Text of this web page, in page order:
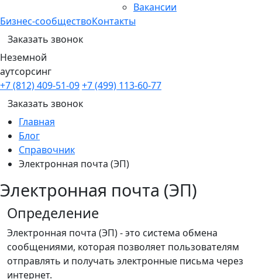
Вакансии
Бизнес-сообществоКонтакты
Заказать звонок
Неземной
аутсорсинг
+7 (812) 409-51-09+7 (499) 113-60-77
Заказать звонок
Главная
Блог
Справочник
Электронная почта (ЭП)
Электронная почта (ЭП)
Определение
Электронная почта (ЭП) - это система обмена
сообщениями, которая позволяет пользователям
отправлять и получать электронные письма через
интернет.